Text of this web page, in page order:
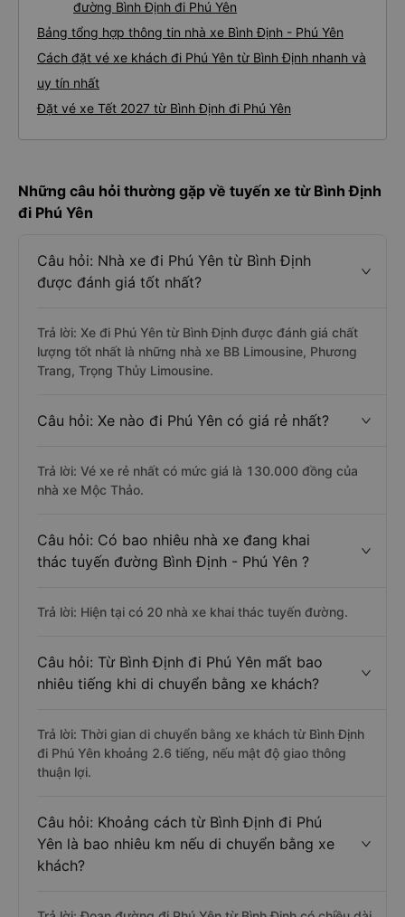
đường Bình Định đi Phú Yên
Bảng tổng hợp thông tin nhà xe Bình Định - Phú Yên
Cách đặt vé xe khách đi Phú Yên từ Bình Định nhanh và
uy tín nhất
Đặt vé xe Tết 2027 từ Bình Định đi Phú Yên
Những câu hỏi thường gặp về tuyến xe từ Bình Định
đi Phú Yên
Câu hỏi: Nhà xe đi Phú Yên từ Bình Định
được đánh giá tốt nhất?
Trả lời: Xe đi Phú Yên từ Bình Định được đánh giá chất
lượng tốt nhất là những nhà xe BB Limousine, Phương
Trang, Trọng Thủy Limousine.
Câu hỏi: Xe nào đi Phú Yên có giá rẻ nhất?
Trả lời: Vé xe rẻ nhất có mức giá là 130.000 đồng của
nhà xe Mộc Thảo.
Câu hỏi: Có bao nhiêu nhà xe đang khai
thác tuyến đường Bình Định - Phú Yên ?
Trả lời: Hiện tại có 20 nhà xe khai thác tuyến đường.
Câu hỏi: Từ Bình Định đi Phú Yên mất bao
nhiêu tiếng khi di chuyển bằng xe khách?
Trả lời: Thời gian di chuyển bằng xe khách từ Bình Định
đi Phú Yên khoảng 2.6 tiếng, nếu mật độ giao thông
thuận lợi.
Câu hỏi: Khoảng cách từ Bình Định đi Phú
Yên là bao nhiêu km nếu di chuyển bằng xe
khách?